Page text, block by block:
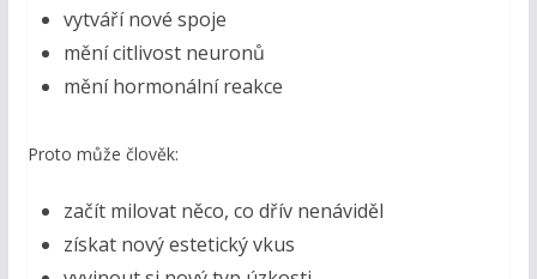
vytváří nové spoje
mění citlivost neuronů
mění hormonální reakce
Proto může člověk:
začít milovat něco, co dřív nenáviděl
získat nový estetický vkus